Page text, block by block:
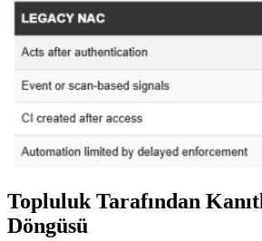
Topluluk Tarafından
Döngüsü